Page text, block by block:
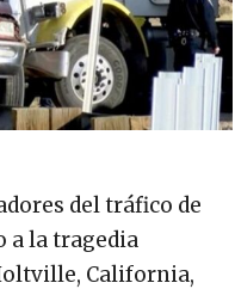
del tráfico de
a la tragedia
California,